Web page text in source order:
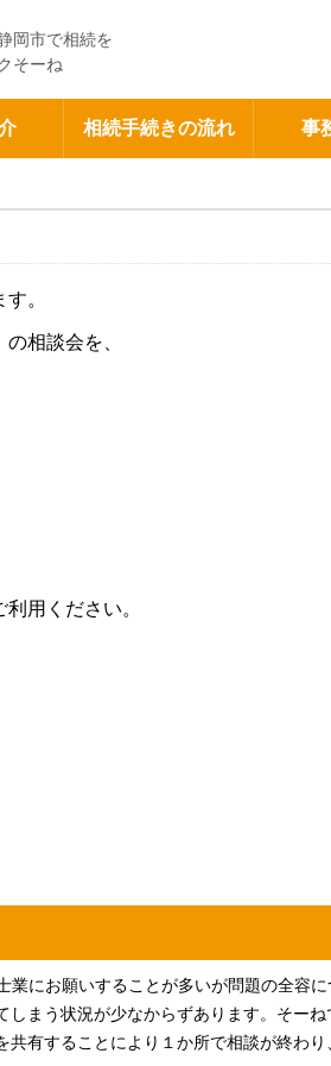
岡市で相続を
そーね
相続手続きの流れ 事
。
相談会を、
用ください。
にお願いすることが多いが問題の全容
まう状況が少なからずあります。そー
有することにより１か所で相談が終わ